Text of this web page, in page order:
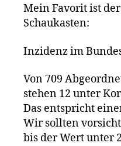
Mein Favorit ist
Schaukasten:
Inzidenz im
Von 709
stehen 12 unter
Das entspricht
Wir sollten
bis der Wert unter